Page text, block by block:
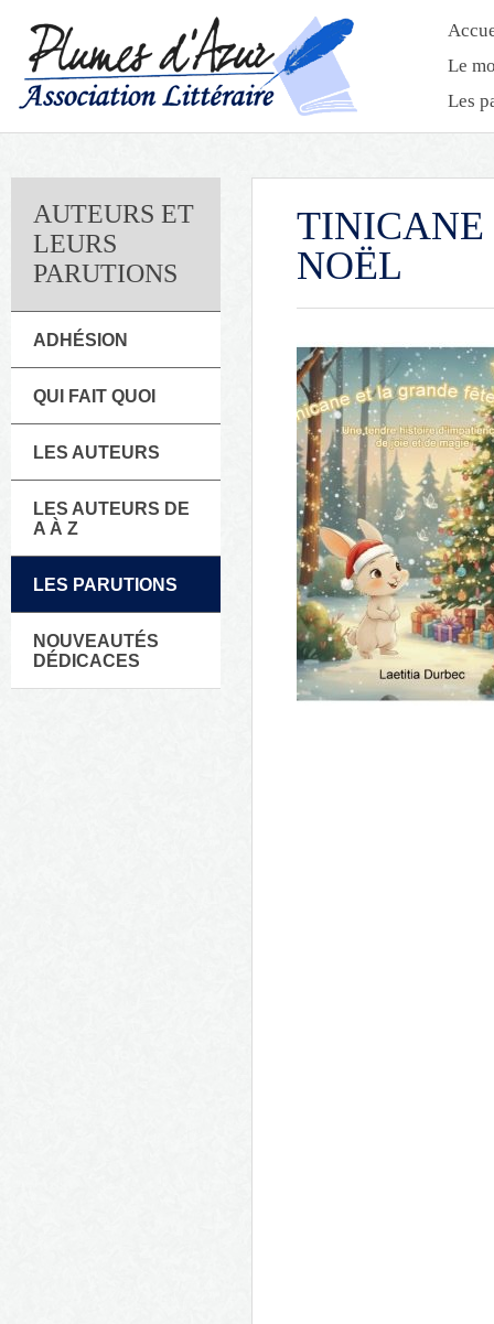
Le
Les
AUTEURS ET
LEURS
PARUTIONS
ADHÉSION
QUI FAIT QUOI
LES AUTEURS
LES AUTEURS DE
A À Z
LES PARUTIONS
NOUVEAUTÉS
DÉDICACES
TINICANE
NOËL